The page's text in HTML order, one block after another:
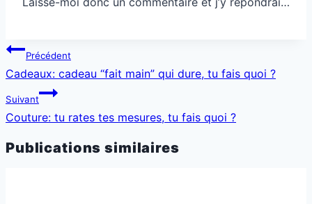
Navigation
de
l’article
Précédent
Cadeaux: cadeau “fait main” qui dure, tu fais quoi ?
Suivant
Couture: tu rates tes mesures, tu fais quoi ?
Publications similaires